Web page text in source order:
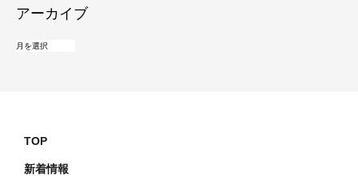
アーカイブ
TOP
新着情報